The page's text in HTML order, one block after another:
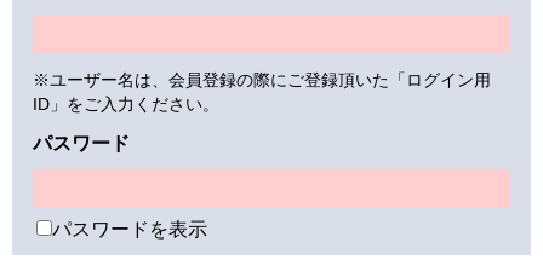
※ユーザー名は、会員登録の際にご登録頂いた「ログイン用
ID」をご入力ください。
パスワード
パスワードを表示